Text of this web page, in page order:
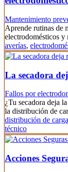
Mantenimiento
Aprende rutinas de
electrodomésticos
averías,
La secadora
Fallos por
¿Tu secadora deja
la distribución de
distribución de carga
técnico
Acciones